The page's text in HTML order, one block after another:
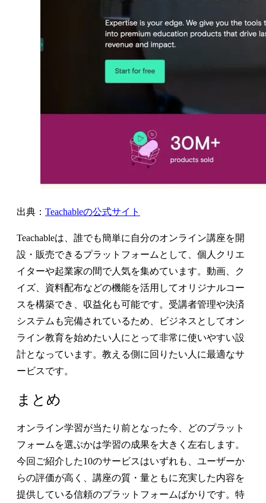
出典： Teachableの公式サイト
Teachableは、誰でも簡単に自分のオンライン講座を開
設・販売できるプラットフォームとして、個人クリエ
イターや起業家の間で人気を集めています。動画、ク
イズ、資料配布などの機能を活用してオリジナルコー
スを構築でき、収益化も可能です。受講者管理や決済
システムも完備されているため、ビジネスとしてオン
ライン教育を始めたい人にとって非常に使いやすい設
計となっています。教える側に回りたい人に最適なサ
ービスです。
まとめ
オンライン学習が当たり前となった今、どのプラット
フォームを選ぶかは学習の成果を大きく左右します。
今回ご紹介した10のサービスはいずれも、ユーザーか
らの評価が高く、講座の質・量ともに充実した内容を
提供している信頼のプラットフォームばかりです。特